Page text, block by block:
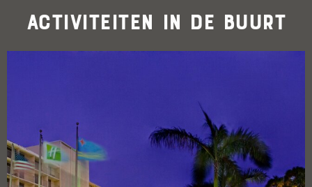
Activiteiten in de buurt